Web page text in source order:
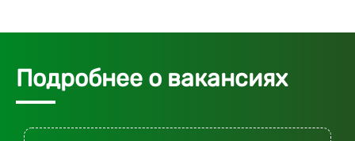
Подробнее о вакансиях